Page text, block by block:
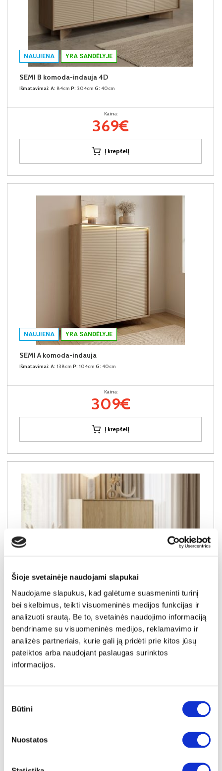
Šioje svetainėje naudojami slapukai
Naudojame slapukus, kad galėtume suasmeninti turinį
bei skelbimus, teikti visuomeninės medijos funkcijas ir
analizuoti srautą. Be to, svetainės naudojimo informaciją
bendriname su visuomeninės medijos, reklamavimo ir
analizės partneriais, kurie gali ją pridėti prie kitos jūsų
pateiktos arba naudojant paslaugas surinktos
informacijos.
pasirinkimas
Būtini
Nuostatos
NAUJIENA YRA SANDĖLYJE
SEMI B komoda-indauja 4D
Išmatavimai: A: 84cm P: 204cm G: 40cm
Kaina:
369€
Į krepšelį
NAUJIENA YRA SANDĖLYJE
SEMI A komoda-indauja
Išmatavimai: A: 138cm P: 104cm G: 40cm
Kaina:
309€
Į krepšelį
NAUJIENA YRA SANDĖLYJE
NABU B komoda-indauja 4D
Išmatavimai:A:124cmP:104cm G: 38cm